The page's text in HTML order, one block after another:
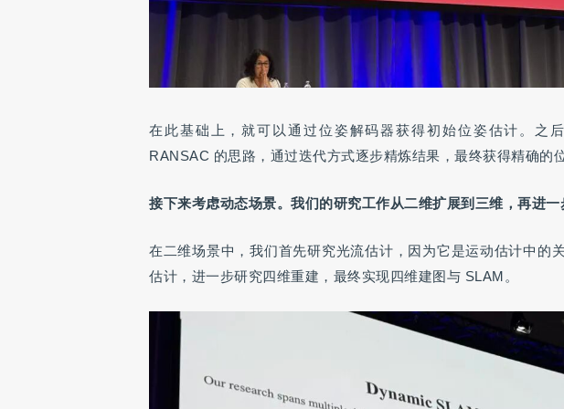
在此基础上，就可以通过位姿解码器获得初始位姿估计。之
RANSAC 的思路，通过迭代方式逐步精炼结果，最终获得精确的
接下来考虑动态场景。我们的研究工作从二维扩展到三维，再进一
在二维场景中，我们首先研究光流估计，因为它是运动估计中的
估计，进一步研究四维重建，最终实现四维建图与 SLAM。